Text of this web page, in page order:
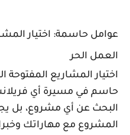
حاسمة: اختيار
الحر
المشاريع المفتوحة
في مسيرة أي فريلانسر
عن أي مشروع، بل يجب
مع مهاراتك وخبراتك